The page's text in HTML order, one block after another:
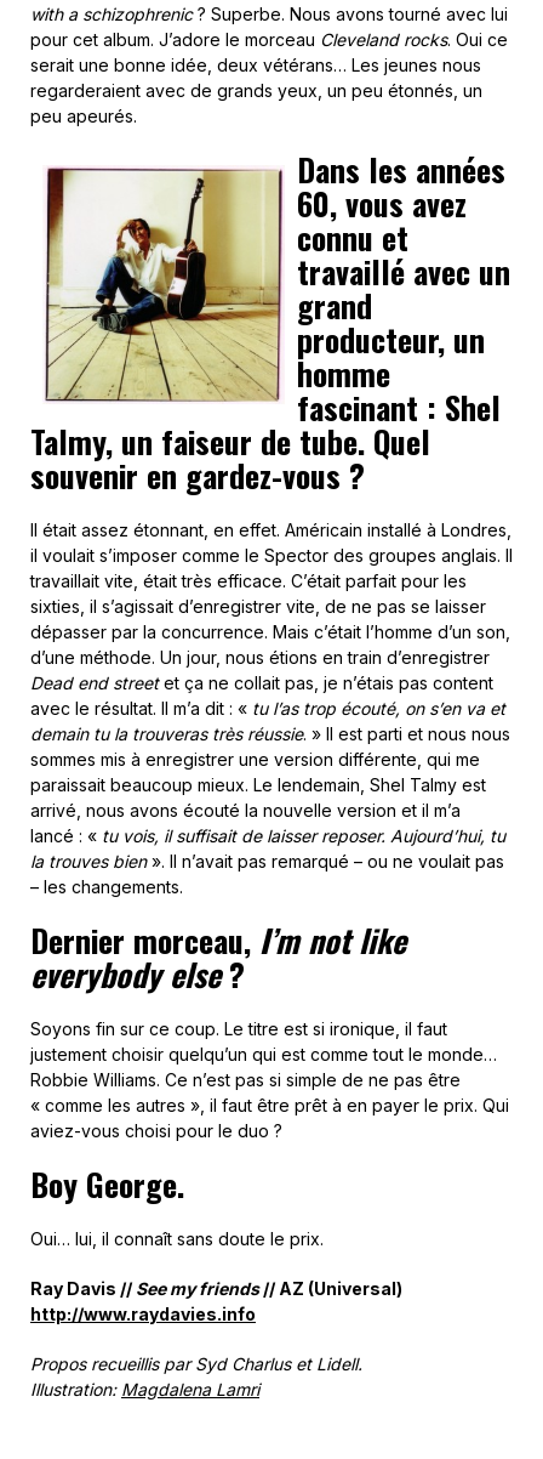
with a schizophrenic? Superbe. Nous avons tourné avec lui
pour cet album. J’adore le morceau Cleveland rocks. Oui ce
serait une bonne idée, deux vétérans… Les jeunes nous
regarderaient avec de grands yeux, un peu étonnés, un
peu apeurés.
Dans les années
60, vous avez
connu et
travaillé avec un
grand
producteur, un
homme
fascinant : Shel
Talmy, un faiseur de tube. Quel
souvenir en gardez-vous ?
Il était assez étonnant, en effet. Américain installé à Londres,
il voulait s’imposer comme le Spector des groupes anglais. Il
travaillait vite, était très efficace. C’était parfait pour les
sixties, il s’agissait d’enregistrer vite, de ne pas se laisser
dépasser par la concurrence. Mais c’était l’homme d’un son,
d’une méthode. Un jour, nous étions en train d’enregistrer
Dead end streetet ça ne collait pas, je n’étais pas content
avec le résultat. Il m’a dit : « tu l’as trop écouté, on s’en va et
demain tu la trouveras très réussie. » Il est parti et nous nous
sommes mis à enregistrer une version différente, qui me
paraissait beaucoup mieux. Le lendemain, Shel Talmy est
arrivé, nous avons écouté la nouvelle version et il m’a
lancé : « tu vois, il suffisait de laisser reposer. Aujourd’hui, tu
la trouves bien». Il n’avait pas remarqué – ou ne voulait pas
– les changements.
Dernier morceau, I’m not like
everybody else?
Soyons fin sur ce coup. Le titre est si ironique, il faut
justement choisir quelqu’un qui est comme tout le monde…
Robbie Williams. Ce n’est pas si simple de ne pas être
« comme les autres », il faut être prêt à en payer le prix. Qui
aviez-vous choisi pour le duo ?
Boy George.
Oui… lui, il connaît sans doute le prix.
Ray Davis // See my friends// AZ (Universal)
http://www.raydavies.info
Propos recueillis par Syd Charlus et Lidell.
Illustration: Magdalena Lamri